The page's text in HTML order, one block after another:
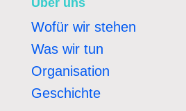
Über uns
Wofür wir stehen
Was wir tun
Organisation
Geschichte